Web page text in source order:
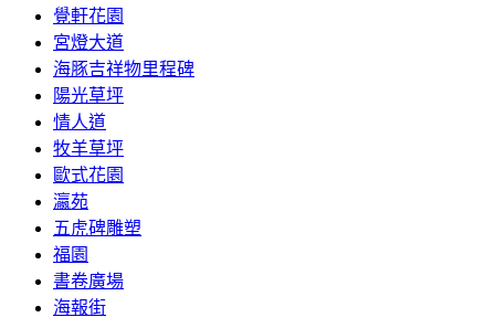
覺軒花園
宮燈大道
海豚吉祥物里程碑
陽光草坪
情人道
牧羊草坪
歐式花園
瀛苑
五虎碑雕塑
福園
書卷廣場
海報街